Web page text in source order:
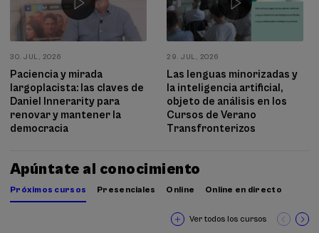
30. JUL, 2026
Paciencia y mirada
largoplacista: las claves de
Daniel Innerarity para
renovar y mantener la
democracia
29. JUL, 2026
Las lenguas minorizadas y
la inteligencia artificial,
objeto de análisis en los
Cursos de Verano
Transfronterizos
Apúntate al conocimiento
Próximos cursos Presenciales Online Online en directo
Ver todos los cursos